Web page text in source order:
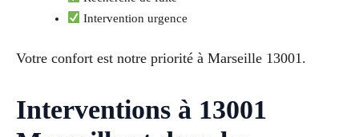
Intervention urgence
Votre confort est notre priorité à Marseille 13001.
Interventions à 13001